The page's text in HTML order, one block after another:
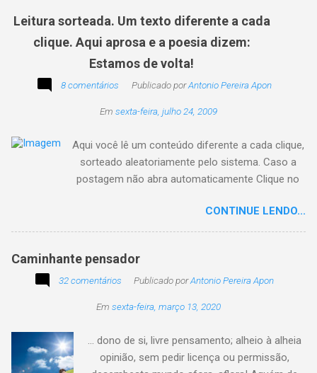
Leitura sorteada. Um texto diferente a cada
clique. Aqui aprosa e a poesia dizem:
Estamos de volta!
8 comentários Publicado porAntonio Pereira Apon
Em sexta-feira, julho 24, 2009
Aqui você lê um conteúdo diferente a cada clique,
sorteado aleatoriamente pelo sistema. Caso a
postagem não abra automaticamente Clique no
CONTINUE LENDO...
Caminhante pensador
32 comentários Publicado porAntonio Pereira Apon
Em sexta-feira, março 13, 2020
... dono de si, livre pensamento; alheio à alheia
opinião, sem pedir licença ou permissão,